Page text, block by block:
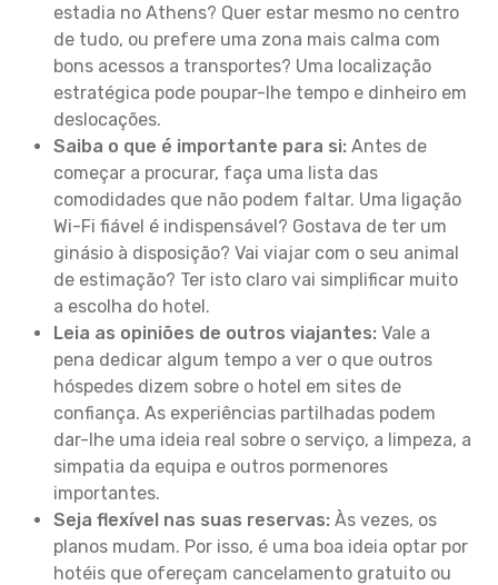
estadia no Athens? Quer estar mesmo no centro
de tudo, ou prefere uma zona mais calma com
bons acessos a transportes? Uma localização
estratégica pode poupar-lhe tempo e dinheiro em
deslocações.
Saiba o que é importante para si: Antes de
começar a procurar, faça uma lista das
comodidades que não podem faltar. Uma ligação
Wi-Fi fiável é indispensável? Gostava de ter um
ginásio à disposição? Vai viajar com o seu animal
de estimação? Ter isto claro vai simplificar muito
a escolha do hotel.
Leia as opiniões de outros viajantes: Vale a
pena dedicar algum tempo a ver o que outros
hóspedes dizem sobre o hotel em sites de
confiança. As experiências partilhadas podem
dar-lhe uma ideia real sobre o serviço, a limpeza, a
simpatia da equipa e outros pormenores
importantes.
Seja flexível nas suas reservas: Às vezes, os
planos mudam. Por isso, é uma boa ideia optar por
hotéis que ofereçam cancelamento gratuito ou